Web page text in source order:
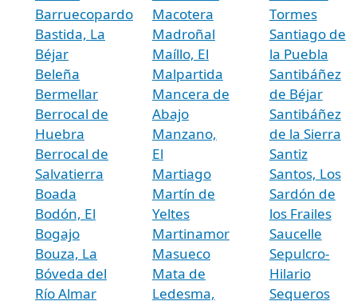
Barruecopardo
Bastida, La
Béjar
Beleña
Bermellar
Berrocal de
Huebra
Berrocal de
Salvatierra
Boada
Bodón, El
Bogajo
Bouza, La
Bóveda del
Río Almar
Macotera
Madroñal
Maíllo, El
Malpartida
Mancera de
Abajo
Manzano,
El
Martiago
Martín de
Yeltes
Martinamor
Masueco
Mata de
Ledesma,
Tormes
Santiago de
la Puebla
Santibáñez
de Béjar
Santibáñez
de la Sierra
Santiz
Santos, Los
Sardón de
los Frailes
Saucelle
Sepulcro-
Hilario
Sequeros